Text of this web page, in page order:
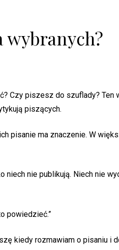
wybranych?
Czy piszesz do szuflady?
piszących.
pisanie ma znaczenie. W
niech nie publikują. Niech nie
powiedzieć.”
kiedy rozmawiam o pisaniu i